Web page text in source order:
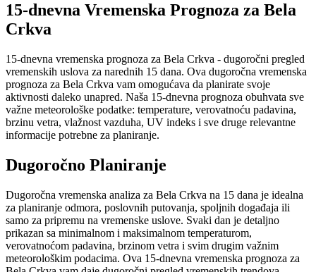
15-dnevna Vremenska Prognoza za Bela
Crkva
15-dnevna vremenska prognoza za Bela Crkva - dugoročni pregled
vremenskih uslova za narednih 15 dana. Ova dugoročna vremenska
prognoza za Bela Crkva vam omogućava da planirate svoje
aktivnosti daleko unapred. Naša 15-dnevna prognoza obuhvata sve
važne meteorološke podatke: temperature, verovatnoću padavina,
brzinu vetra, vlažnost vazduha, UV indeks i sve druge relevantne
informacije potrebne za planiranje.
Dugoročno Planiranje
Dugoročna vremenska analiza za Bela Crkva na 15 dana je idealna
za planiranje odmora, poslovnih putovanja, spoljnih događaja ili
samo za pripremu na vremenske uslove. Svaki dan je detaljno
prikazan sa minimalnom i maksimalnom temperaturom,
verovatnoćom padavina, brzinom vetra i svim drugim važnim
meteorološkim podacima. Ova 15-dnevna vremenska prognoza za